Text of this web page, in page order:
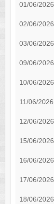
01/06/2026
02/06/2026
03/06/2026
09/06/2026
10/06/2026
11/06/2026
12/06/2026
15/06/2026
16/06/2026
17/06/2026
18/06/2026